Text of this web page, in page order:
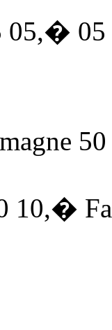
05,�
50
10,�